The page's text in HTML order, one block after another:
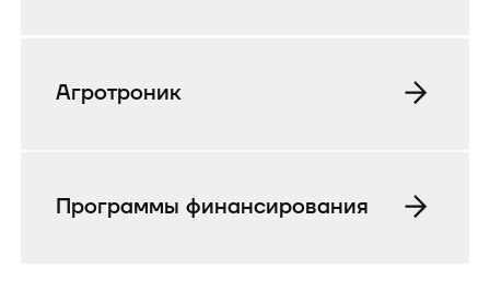
Агротроник
Программы финансирования